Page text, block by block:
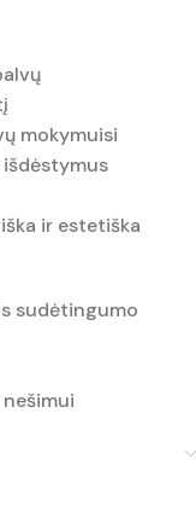
mokymuisi
išdėstymus
ir estetiška
sudėtingumo